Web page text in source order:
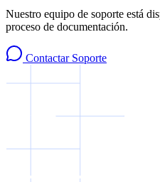
Nuestro equipo de soporte está
proceso de documentación.
Contactar Soporte